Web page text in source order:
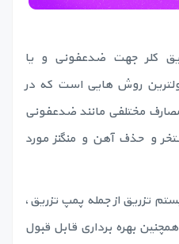
کلر جهت ضدعفونی و یا
روش هایی است که در
مختلفی مانند ضدعفونی
و حذف آهن و منگنز مورد
تزریق از جمله پمپ تزریق،
بهره برداری قابل قبول